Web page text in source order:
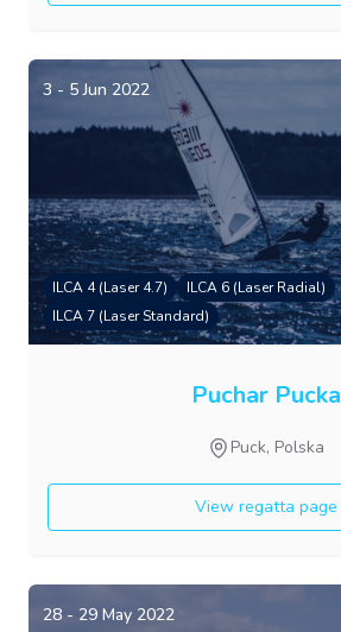
3 - 5 Jun 2022
ILCA 4 (Laser 4.7)
ILCA 6 (Laser Radial)
ILCA 7 (Laser Standard)
Puchar Pucka
Puck, Polska
View regatta page
28 - 29 May 2022